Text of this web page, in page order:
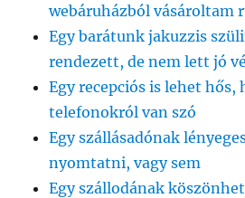
webáruházból vásároltam
Egy barátunk jakuzzis
rendezett, de nem lett jó
Egy recepciós is lehet hős,
telefonokról van szó
Egy szállásadónak
nyomtatni, vagy sem
Egy szállodának